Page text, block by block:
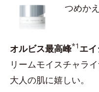
つめか
オルビス最高峰*1 エ
リームモイスチャライ
大人の肌に嬉しい。